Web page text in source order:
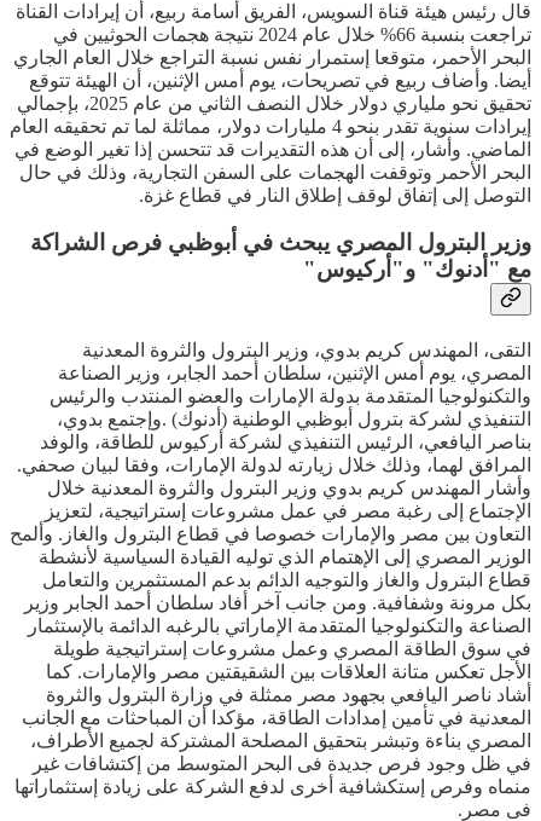
قال رئيس هيئة قناة السويس، الفريق أسامة ربيع، أن إيرادات القناة
تراجعت بنسبة 66% خلال عام 2024 نتيجة هجمات الحوثيين في
البحر الأحمر، متوقعا إستمرار نفس نسبة التراجع خلال العام الجاري
أيضا. وأضاف ربيع في تصريحات، يوم أمس الإثنين، أن الهيئة تتوقع
تحقيق نحو ملياري دولار خلال النصف الثاني من عام 2025، بإجمالي
إيرادات سنوية تقدر بنحو 4 مليارات دولار، مماثلة لما تم تحقيقه العام
الماضي. وأشار، إلى أن هذه التقديرات قد تتحسن إذا تغير الوضع في
البحر الأحمر وتوقفت الهجمات على السفن التجارية، وذلك في حال
التوصل إلى إتفاق لوقف إطلاق النار في قطاع غزة.
وزير البترول المصري يبحث في أبوظبي فرص الشراكة
مع "أدنوك" و"أركيوس"
التقى، المهندس كريم بدوي، وزير البترول والثروة المعدنية
المصري، يوم أمس الإثنين، سلطان أحمد الجابر، وزير الصناعة
والتكنولوجيا المتقدمة بدولة الإمارات والعضو المنتدب والرئيس
التنفيذي لشركة بترول أبوظبي الوطنية (أدنوك) .وإجتمع بدوي،
بناصر اليافعي، الرئيس التنفيذي لشركة أركيوس للطاقة، والوفد
المرافق لهما، وذلك خلال زيارته لدولة الإمارات، وفقا لبيان صحفي.
وأشار المهندس كريم بدوي وزير البترول والثروة المعدنية خلال
الإجتماع إلى رغبة مصر في عمل مشروعات إستراتيجية، لتعزيز
التعاون بين مصر والإمارات خصوصا في قطاع البترول والغاز. وألمح
الوزير المصري إلى الإهتمام الذي توليه القيادة السياسية لأنشطة
قطاع البترول والغاز والتوجيه الدائم بدعم المستثمرين والتعامل
بكل مرونة وشفافية. ومن جانب آخر أفاد سلطان أحمد الجابر وزير
الصناعة والتكنولوجيا المتقدمة الإماراتي بالرغبه الدائمة بالإستثمار
في سوق الطاقة المصري وعمل مشروعات إستراتيجية طويلة
الأجل تعكس متانة العلاقات بين الشقيقتين مصر والإمارات. كما
أشاد ناصر اليافعي بجهود مصر ممثلة في وزارة البترول والثروة
المعدنية في تأمين إمدادات الطاقة، مؤكدا أن المباحثات مع الجانب
المصري بناءة وتبشر بتحقيق المصلحة المشتركة لجميع الأطراف،
في ظل وجود فرص جديدة فى البحر المتوسط من إكتشافات غير
منماه وفرص إستكشافية أخرى لدفع الشركة على زيادة إستثماراتها
فى مصر.